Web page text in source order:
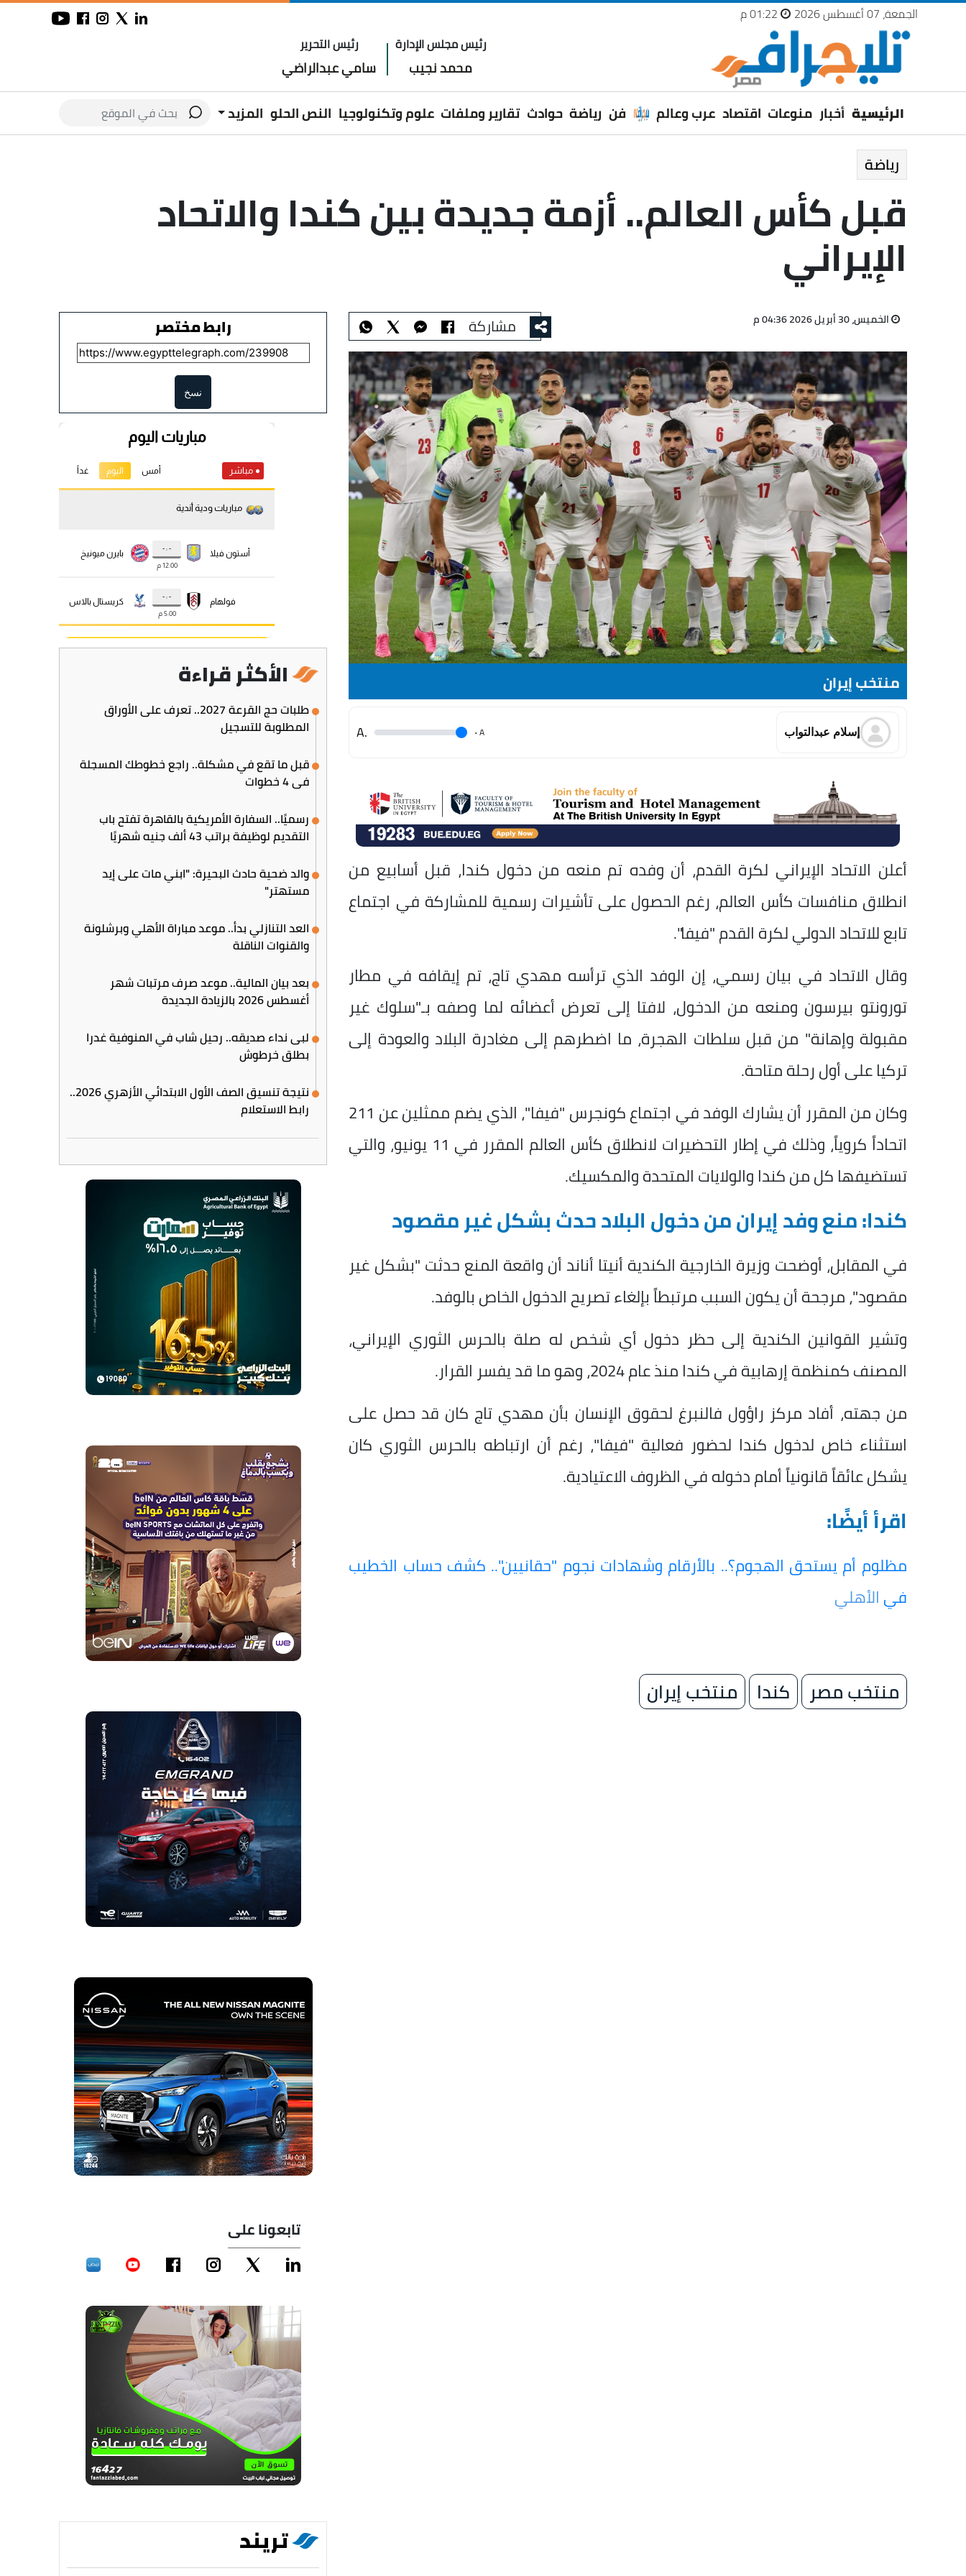
الجمعة، 07 أغسطس 2026
رئيس مجلس الإدارة
محمد نجيب
رئيس التحرير
سامي عبدالراضي
الرئيسية أخبار منوعات اقتصاد عرب وعالم فن رياضة حوادث تقارير وملفات علوم وتكنولوجيا النص الحلو المزيد
رياضة
قبل كأس العالم.. أزمة جديدة بين كندا والاتحاد
الإيراني
الخميس، 30 أبريل 2026 04:36 م مشاركة
منتخب إيران
إسلام عبدالتواب A
.
.A
أعلن الاتحاد الإيراني لكرة القدم، أن وفده تم منعه من دخول كندا، قبل أسابيع من
انطلاق منافسات كأس العالم، رغم الحصول على تأشيرات رسمية للمشاركة في اجتماع
تابع للاتحاد الدولي لكرة القدم "فيفا".
وقال الاتحاد في بيان رسمي، إن الوفد الذي ترأسه مهدي تاج، تم إيقافه في مطار
تورونتو بيرسون ومنعه من الدخول، لافتا إلى تعرض أعضائه لما وصفه بـ"سلوك غير
مقبولة وإهانة" من قبل سلطات الهجرة، ما اضطرهم إلى مغادرة البلاد والعودة إلى
تركيا على أول رحلة متاحة.
وكان من المقرر أن يشارك الوفد في اجتماع كونجرس "فيفا"، الذي يضم ممثلين عن 211
اتحاداً كروياً، وذلك في إطار التحضيرات لانطلاق كأس العالم المقرر في 11 يونيو، والتي
تستضيفها كل من كندا والولايات المتحدة والمكسيك.
كندا: منع وفد إيران من دخول البلاد حدث بشكل غير مقصود
في المقابل، أوضحت وزيرة الخارجية الكندية أنيتا أناند أن واقعة المنع حدثت "بشكل غير
مقصود"، مرجحة أن يكون السبب مرتبطاً بإلغاء تصريح الدخول الخاص بالوفد.
وتشير القوانين الكندية إلى حظر دخول أي شخص له صلة بالحرس الثوري الإيراني،
المصنف كمنظمة إرهابية في كندا منذ عام 2024، وهو ما قد يفسر القرار.
من جهته، أفاد مركز راؤول فالنبرغ لحقوق الإنسان بأن مهدي تاج كان قد حصل على
استثناء خاص لدخول كندا لحضور فعالية "فيفا"، رغم أن ارتباطه بالحرس الثوري كان
يشكل عائقاً قانونياً أمام دخوله في الظروف الاعتيادية.
اقرأ أيضًا:
مظلوم أم يستحق الهجوم؟.. بالأرقام وشهادات نجوم "حقانيين".. كشف حساب الخطيب
فيالأهلي
منتخب مصر كندا منتخب إيران
رابط مختصر
نسخ
الأكثر قراءة
طلبات حج القرعة 2027.. تعرف على الأوراق
المطلوبة للتسجيل
قبل ما تقع في مشكلة.. راجع خطوطك المسجلة
في 4 خطوات
رسميًا.. السفارة الأمريكية بالقاهرة تفتح باب
التقديم لوظيفة براتب 43 ألف جنيه شهريًا
والد ضحية حادث البحيرة: "ابني مات على إيد
مستهتر"
العد التنازلي بدأ.. موعد مباراة الأهلي وبرشلونة
والقنوات الناقلة
بعد بيان المالية.. موعد صرف مرتبات شهر
أغسطس 2026 بالزيادة الجديدة
لبى نداء صديقه.. رحيل شاب في المنوفية غدرا
بطلق خرطوش
نتيجة تنسيق الصف الأول الابتدائي الأزهري 2026..
رابط الاستعلام
تابعونا على
تريند